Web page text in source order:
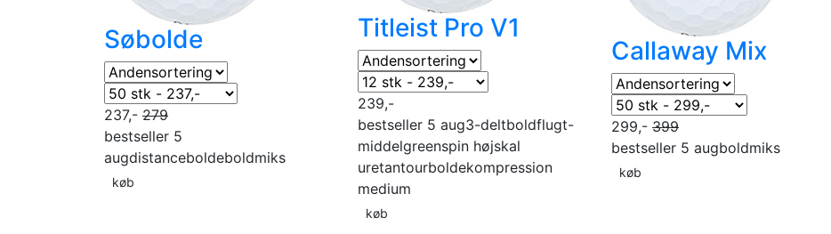
Søbolde
237,- 279
bestseller 5
augdistanceboldeboldmiks
køb
Titleist Pro V1
239,-
bestseller 5 aug3-deltboldflugt-
middelgreenspin højskal
uretantourboldekompression
medium
køb
Callaway Mix
299,- 399
bestseller 5 augboldmiks
køb